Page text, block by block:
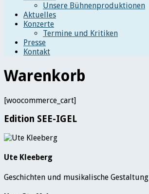
Unsere Bühnenproduktionen
Aktuelles
Konzerte
Termine und Kritiken
Presse
Kontakt
Warenkorb
[woocommerce_cart]
Edition SEE-IGEL
Ute Kleeberg
Geschichten und musikalische Gestaltung